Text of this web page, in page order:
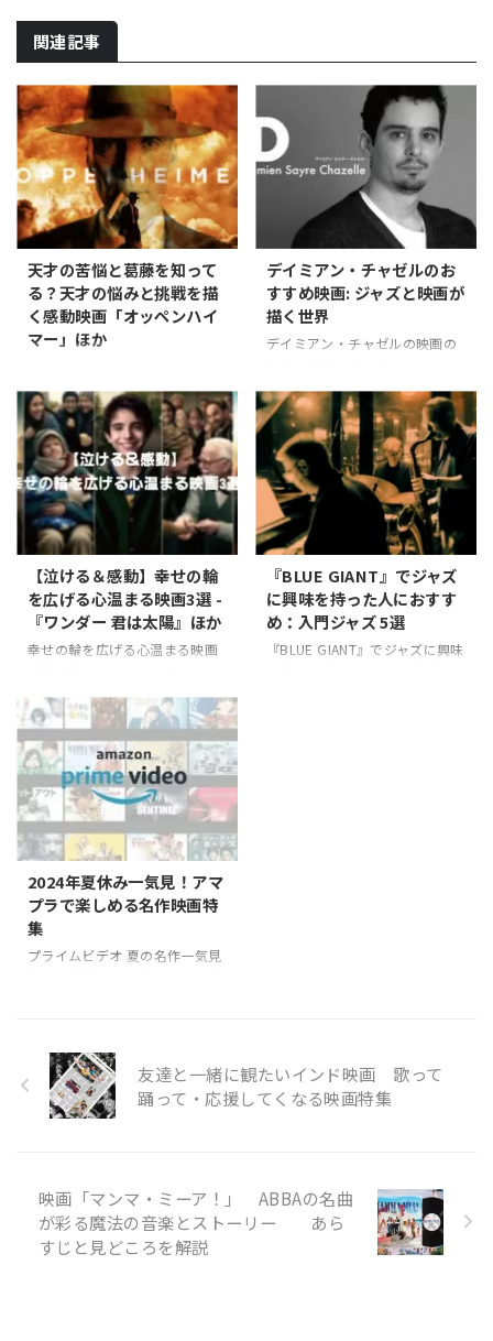
関連記事
天才の苦悩と葛藤を知って
る？天才の悩みと挑戦を描
く感動映画「オッペンハイ
マー」ほか
画3選 天才と呼ばれる人々は、
その才能と共に大きな悩みや苦
労を抱えることがあります。彼
らの人生は、偉大な発見や発明
の裏側にある苦悩と葛藤に満ち
ています。今回は、そんな天才
たちの内面の葛藤や挑戦を描い
た映画を3作品ご紹介します。そ
れぞれの映画は、異なる分野で
活躍した天才たちの人生と、そ
の裏にある苦悩を描いていま
す。 1,数学の天才 ビューティフ
ル・マインド（A Beautiful
フル・マインド」は、ロン・ハ
ワード監督による2001年の伝記
映画で ...
デイミアン・チャゼルのお
すすめ映画: ジャズと映画が
描く世界
デイミアン・チャゼルの映画の
「バビロン」まで 1, デイミア
ン・チャゼルとは デイミアン・
チャゼルは1985年生まれのアメ
リカの映画監督で、元ジャズ・
ドラマーから映画監督へという
異色の経歴を持ちます。父はコ
ンピュータサイエンスの教授、
母は歴史学者であり、文化的な
背景に恵まれた環境で育ったチ
ャゼルは、幼いころから映画の
魅力に取り憑かれていました。
彼の映画製作への情熱は早くか
ら始まり、ハーバード大学での
【泣ける＆感動】幸せの輪
を広げる心温まる映画3選 -
『ワンダー 君は太陽』ほか
幸せの輪を広げる心温まる映画
響く物語を通じて感動を味わ
い、幸せを感じる瞬間は特別な
ものです。映画はその強力なメ
ディアの一つであり、私たちの
感情に深く働きかけることがで
きます。今回は、観る人々に勇
気と希望を与え、日々の生活に
ポジティブな影響をもたらす
びました。 これらの映画は、単
に感動的なストーリーを提供す
るだけでなく、人々が自分自身
や他者に対して行動を起こすき
『BLUE GIANT』でジャズ
に興味を持った人におすす
め：入門ジャズ 5選
『BLUE GIANT』でジャズに興味
2024年夏休み一気見！アマ
プラで楽しめる名作映画特
集
プライムビデオ 夏の名作一気見
みの一つです。プライムビデオ
には、そんな夏休みにピッタリ
の作品がたくさん揃っていま
作品をお届けします。 この特集
では、プライムビデオで視聴で
きるおすすめの映画やドラマを
友達と一緒に観たいインド映画 歌って
踊って・応援してくなる映画特集
映画「マンマ・ミーア！」 ABBAの名曲
が彩る魔法の音楽とストーリー あら
すじと見どころを解説